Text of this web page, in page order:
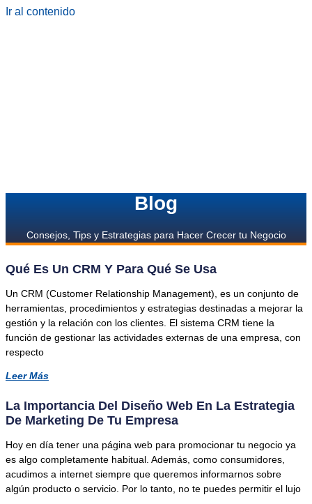
Ir al contenido
Blog
Consejos, Tips y Estrategias para Hacer Crecer tu Negocio
Qué Es Un CRM Y Para Qué Se Usa
Un CRM (Customer Relationship Management), es un conjunto de
herramientas, procedimientos y estrategias destinadas a mejorar la
gestión y la relación con los clientes. El sistema CRM tiene la
función de gestionar las actividades externas de una empresa, con
respecto
Leer Más
La Importancia Del Diseño Web En La Estrategia
De Marketing De Tu Empresa
Hoy en día tener una página web para promocionar tu negocio ya
es algo completamente habitual. Además, como consumidores,
acudimos a internet siempre que queremos informarnos sobre
algún producto o servicio. Por lo tanto, no te puedes permitir el lujo